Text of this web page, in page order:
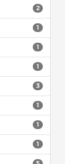
2
1
1
1
3
1
1
1